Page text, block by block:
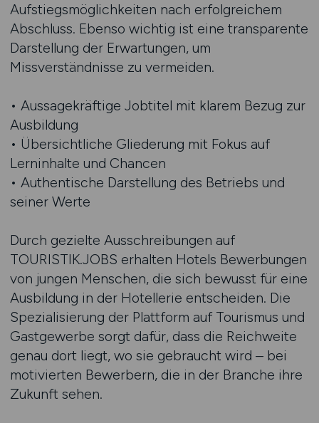
Aufstiegsmöglichkeiten nach erfolgreichem
Abschluss. Ebenso wichtig ist eine transparente
Darstellung der Erwartungen, um
Missverständnisse zu vermeiden.
• Aussagekräftige Jobtitel mit klarem Bezug zur
Ausbildung
• Übersichtliche Gliederung mit Fokus auf
Lerninhalte und Chancen
• Authentische Darstellung des Betriebs und
seiner Werte
Durch gezielte Ausschreibungen auf
TOURISTIK.JOBS erhalten Hotels Bewerbungen
von jungen Menschen, die sich bewusst für eine
Ausbildung in der Hotellerie entscheiden. Die
Spezialisierung der Plattform auf Tourismus und
Gastgewerbe sorgt dafür, dass die Reichweite
genau dort liegt, wo sie gebraucht wird – bei
motivierten Bewerbern, die in der Branche ihre
Zukunft sehen.